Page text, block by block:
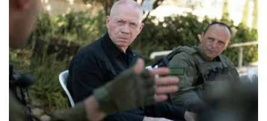
غالانت عن الرد على إيران: جميع الخيارات مطروحة
أكتوبر 7, 2024 0